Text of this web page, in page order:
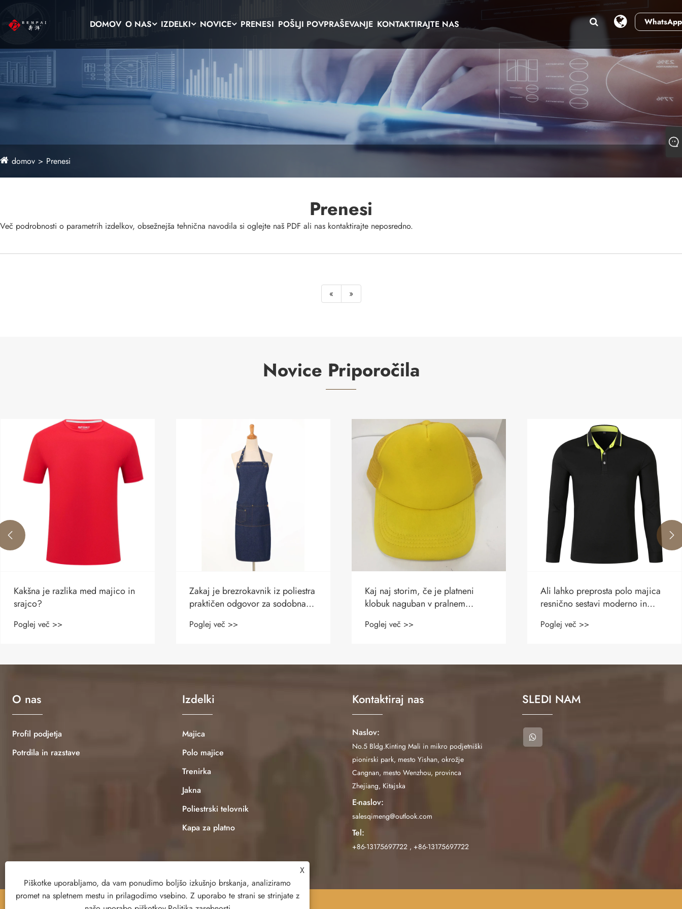
WhatsApp
DOMOV O NAS IZDELKI NOVICE PRENESI POŠLJI POVPRAŠEVANJE KONTAKTIRAJTE NAS
domov Prenesi
Prenesi
Več podrobnosti o parametrih izdelkov, obsežnejša tehnična navodila si oglejte naš PDF ali nas kontaktirajte neposredno.
« »
Novice Priporočila
Zakaj je brezrokavnik iz poliestra
praktičen odgovor za sodobna
prepoznavnost blagovne
Poglej več >>
Kaj naj storim, če je platneni
klobuk naguban v pralnem
Poglej več >>
Ali lahko preprosta polo majica
resnično sestavi moderno in
Poglej več >>
Zakaj bi morali izbrati enoten
predpasnik iz blaga za svoje
Poglej več >>
 
O nas
Profil podjetja
Potrdila in razstave
Izdelki
Majica
Polo majice
Trenirka
Jakna
Poliestrski telovnik
Kapa za platno
Kontaktiraj nas
Naslov:
No.5 Bldg.Kinting Mali in mikro podjetniški
pionirski park, mesto Yishan, okrožje
Cangnan, mesto Wenzhou, provinca
Zhejiang, Kitajska
E-naslov:
salesqimeng@outlook.com
Tel:
+86-13175697722 , +86-13175697722
SLEDI NAM
X
Piškotke uporabljamo, da vam ponudimo boljšo izkušnjo brskanja, analiziramo
promet na spletnem mestu in prilagodimo vsebino. Z uporabo te strani se strinjate z